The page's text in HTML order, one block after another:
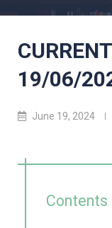
19/06/
June 19, 2024
Contents